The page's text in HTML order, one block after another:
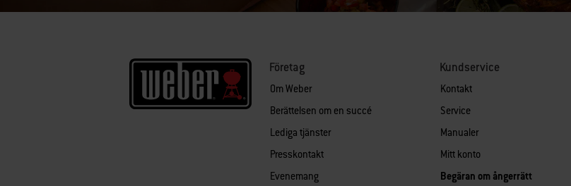
Företag
Om Weber
Berättelsen om en succé
Lediga tjänster
Presskontakt
Evenemang
Kundservice
Kontakt
Service
Manualer
Mitt konto
Begäran om ångerrätt